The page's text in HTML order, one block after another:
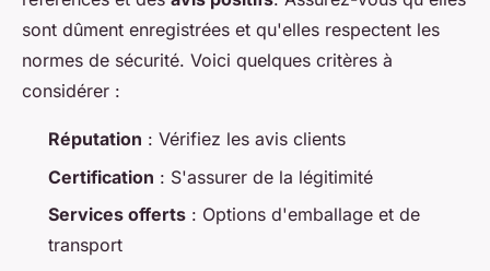
sont dûment enregistrées et qu'elles respectent les
normes de sécurité. Voici quelques critères à
considérer :
Réputation : Vérifiez les avis clients
Certification : S'assurer de la légitimité
Services offerts : Options d'emballage et de
transport